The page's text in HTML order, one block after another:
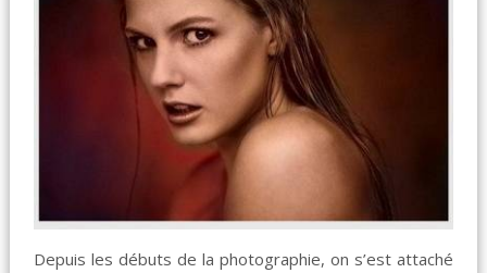
Depuis les débuts de la photographie, on s’est attaché